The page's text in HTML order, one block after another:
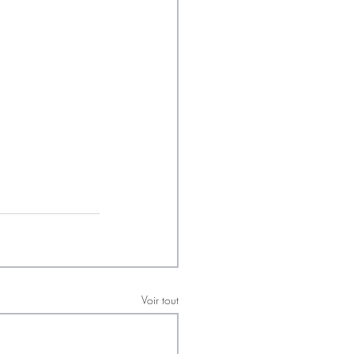
Voir tout